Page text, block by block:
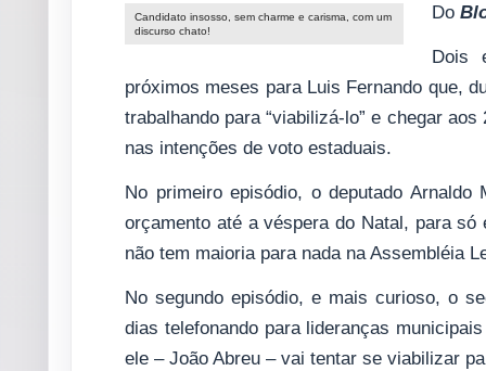
Candidato insosso, sem charme e carisma, com um
discurso chato!
Do
Dois
próximos meses para Luis Fernando que,
trabalhando para “viabilizá-lo” e chegar
nas intenções de voto estaduais.
No primeiro episódio, o deputado
orçamento até a véspera do Natal, para só
não tem maioria para nada na Assembléia
No segundo episódio, e mais curioso, o
dias telefonando para lideranças
ele – João Abreu – vai tentar se viabilizar